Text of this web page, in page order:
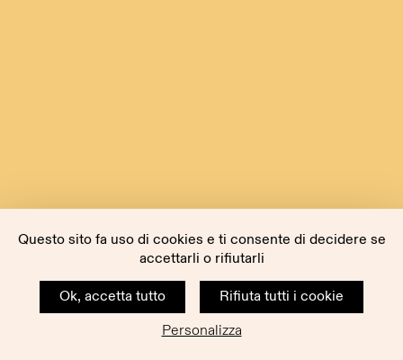
Questo sito fa uso di cookies e ti consente di decidere se
accettarli o rifiutarli
Ok, accetta tutto
Rifiuta tutti i cookie
Personalizza